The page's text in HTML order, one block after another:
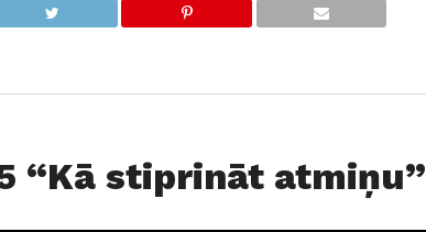
“Kā stiprināt atmiņu”